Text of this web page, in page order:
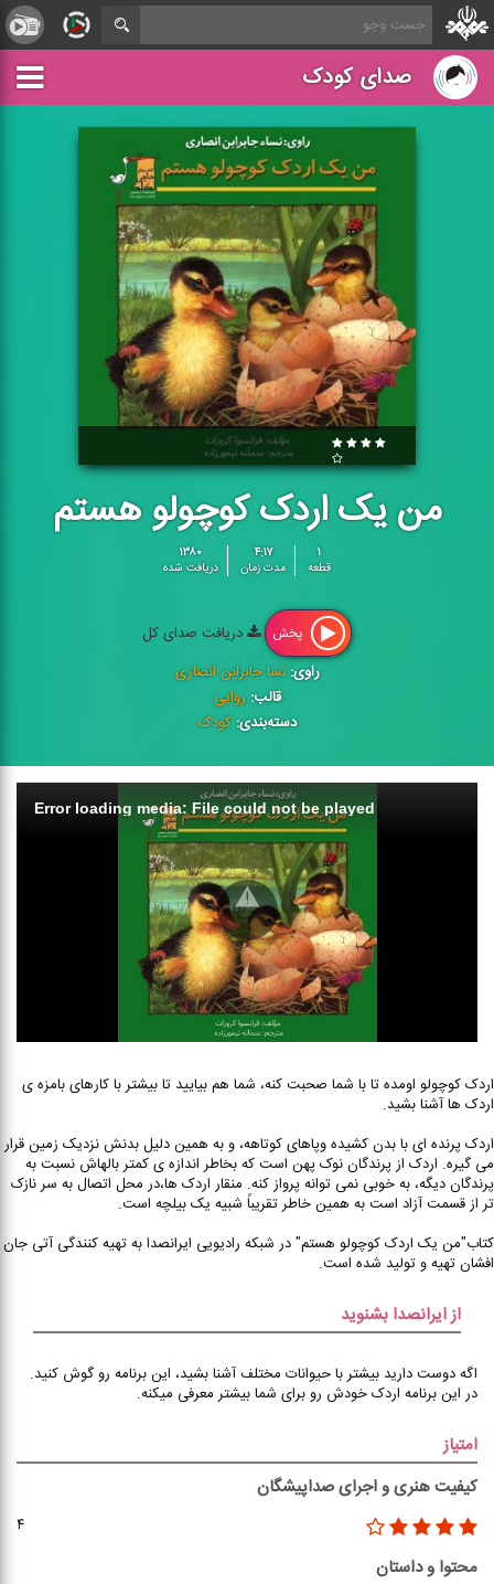
صدای کودک
من یک اردک کوچولو هستم
۱
قطعه
۴:۱۷
مدت زمان
۱۳۸۰
دریافت شده
پخش
دریافت صدای کل
راوی: نسا جابرابن انصاری
قالب: روایی
دسته‌بندی: کودک
Error loading media: File could not be played
اردک کوچولو اومده تا با شما صحبت کنه، شما هم بیایید تا بیشتر با کارهای بامزه ی
اردک ها آشنا بشید.
اردک پرنده ای با بدن کشیده وپاهای کوتاهه، و به همین دلیل بدنش نزدیک زمین قرار
می گیره. اردک از پرندگان نوک پهن است که بخاطر اندازه ی کمتر بالهاش نسبت به
پرندگان دیگه، به خوبی نمی توانه پرواز کنه. منقار اردک ها،در محل اتصال به سر نازک
تر از قسمت آزاد است به همین خاطر تقریباً شبیه یک بیلچه است.
کتاب"من یک اردک کوچولو هستم" در شبکه رادیویی ایرانصدا به تهیه کنندگی آتی جان
افشان تهیه و تولید شده است.
از ایرانصدا بشنوید
اگه دوست دارید بیشتر با حیوانات مختلف آشنا بشید، این برنامه رو گوش کنید.
در این برنامه اردک خودش رو برای شما بیشتر معرفی میکنه.
امتیاز
کیفیت هنری و اجرای صداپیشگان
۴
محتوا و داستان